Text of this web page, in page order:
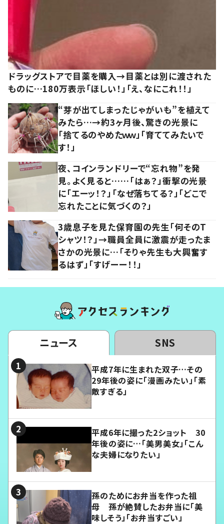
ドラッグストアで目薬を購入→目薬とは別に渡された
ものに…180万表示「ほしい！」「え、なにこれ！！」
“芽が出てしまったじゃがいも”を植えて
みたら…→約3ヶ月後、驚きの光景に
「捨てるのやめたｗｗ」「育ててみたいで
す！」
夜、コインランドリーで“忘れ物”を発
見。よく見ると……「はぁ？」衝撃の光景
に「エーッ！？」「なぜ落ちてる？」「どこで
忘れたことに気づくの？」
3歳息子を見た保育園の先生「何そのT
シャツ！？」→職員全員に激震が走ったま
さかの光景に…「そりゃ先生も大興奮す
るはず」「すげーー！！」
ニュース SNS
平成7年に生まれた双子…その
29年後の姿に「漫画みたい」「素
敵すぎる」
平成6年に撮った2ショット 30
年後の姿に…「美男美女」「こん
な夫婦になりたい」
孫のためにお弁当を作った祖
母 孫が絶賛したお弁当に「美
味しそう」「お弁当すごい」